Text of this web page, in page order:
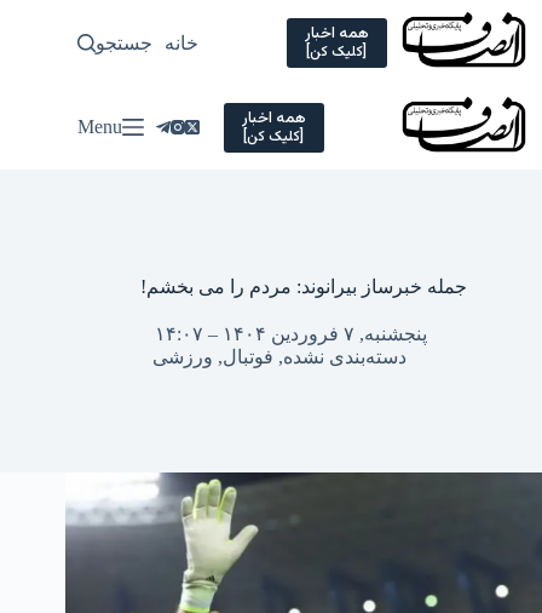
Skip
content
همه اخبار
[کلیک کن] خانه سیاسی
جستجو
همه اخبار
[کلیک کن] Menu
جمله خبرساز بیرانوند: مردم را می بخشم!
پنجشنبه, ۷ فروردین ۱۴۰۴ – ۱۴:۰۷
دسته‌بندی نشده, فوتبال, ورزشی